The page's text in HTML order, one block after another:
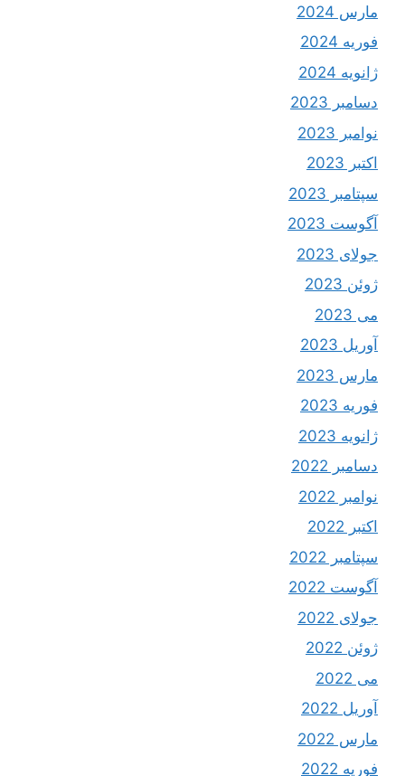
مارس 2024
فوریه 2024
ژانویه 2024
دسامبر 2023
نوامبر 2023
اکتبر 2023
سپتامبر 2023
آگوست 2023
جولای 2023
ژوئن 2023
می 2023
آوریل 2023
مارس 2023
فوریه 2023
ژانویه 2023
دسامبر 2022
نوامبر 2022
اکتبر 2022
سپتامبر 2022
آگوست 2022
جولای 2022
ژوئن 2022
می 2022
آوریل 2022
مارس 2022
فوریه 2022